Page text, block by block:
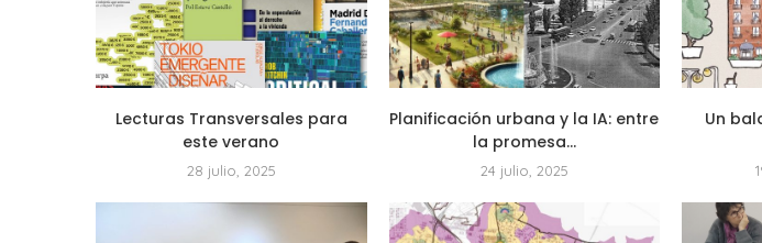
Lecturas Transversales para
este verano
28 julio, 2025
Planificación urbana y la IA: entre
la promesa...
24 julio, 2025
Un